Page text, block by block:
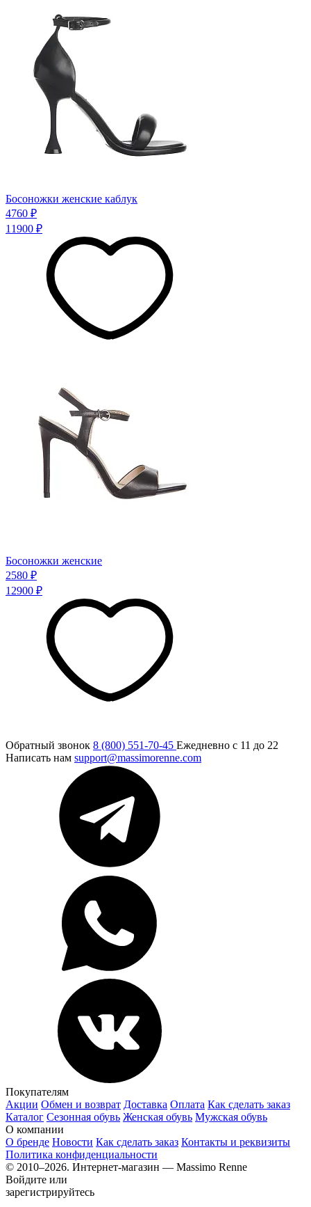
Босоножки женские каблук
4760 ₽
11900 ₽
Босоножки женские
2580 ₽
12900 ₽
Обратный звонок 8 (800) 551-70-45 Ежедневно с 11 до 22
Написать нам support@massimorenne.com
Покупателям
Акции Обмен и возврат Доставка Оплата Как сделать заказ
Каталог Сезонная обувь Женская обувь Мужская обувь
О компании
О бренде Новости Как сделать заказ Контакты и реквизиты
Политика конфиденциальности
© 2010–2026. Интернет-магазин — Massimo Renne
Войдите или
зарегистрируйтесь